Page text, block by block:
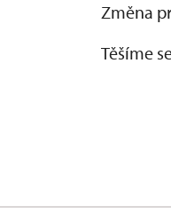
Změna
Těšíme